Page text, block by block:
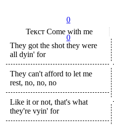
0
0
ТекстCome with me
They got the shot they were
all dyin' for
They can't afford to let me
rest, no, no, no
Like it or not, that's what
they're vyin' for